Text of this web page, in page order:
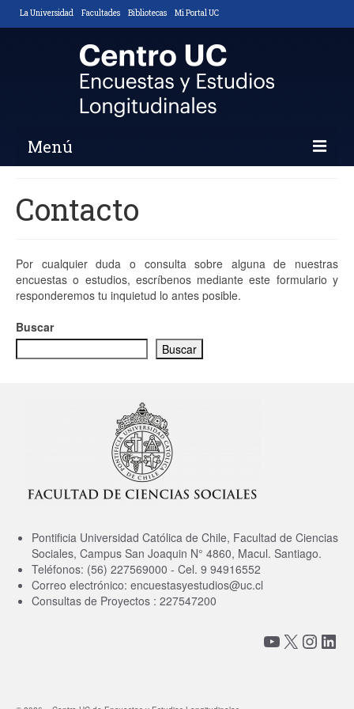
La Universidad Facultades Bibliotecas Mi Portal UC
Menú
Nosotros
Descripción y Objetivos
Áreas de Trabajo
Contacto
Por cualquier duda o consulta sobre alguna de nuestras
encuestas o estudios, escríbenos mediante este formulario y
responderemos tu inquietud lo antes posible.
Buscar
Buscar
Pontificia Universidad Católica de Chile, Facultad de Ciencias
Sociales, Campus San Joaquin N° 4860, Macul. Santiago.
Teléfonos: (56) 227569000 - Cel. 9 94916552
Correo electrónico: encuestasyestudios@uc.cl
Consultas de Proyectos : 227547200
YouTube
X